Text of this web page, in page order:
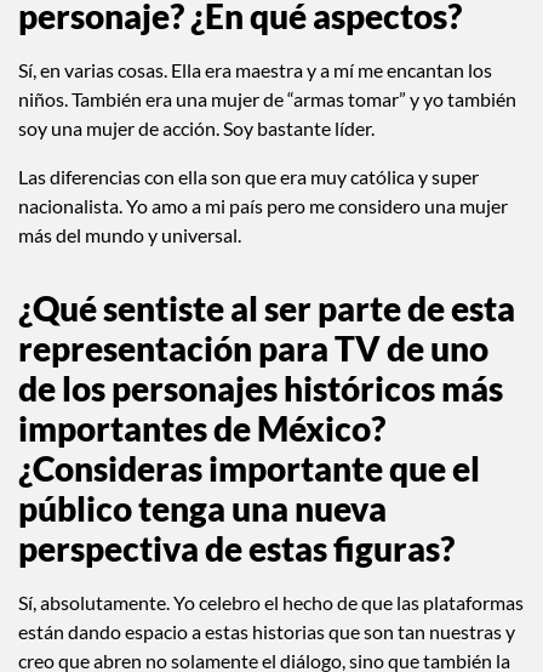
personaje? ¿En qué aspectos?
Sí, en varias cosas. Ella era maestra y a mí me encantan los
niños. También era una mujer de “armas tomar” y yo también
Las diferencias con ella son que era muy católica y super
nacionalista. Yo amo a mi país pero me considero una mujer
¿Qué sentiste al ser parte de esta
representación para TV de uno
de los personajes históricos más
importantes de México?
¿Consideras importante que el
público tenga una nueva
perspectiva de estas figuras?
Sí, absolutamente. Yo celebro el hecho de que las plataformas
están dando espacio a estas historias que son tan nuestras y